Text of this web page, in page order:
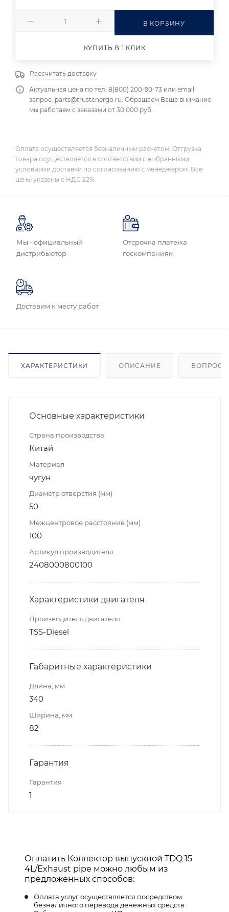
В КОРЗИНУ
КУПИТЬ В 1 КЛИК
Рассчитать доставку
Актуальная цена по тел: 8(800) 200-90-73 или email
запрос: parts@trustenergo.ru. Обращаем Ваше внимание
мы работаем с заказами от 30 000 руб.
Оплата осуществляется безналичным расчетом. Отгрузка
товара осуществляется в соответствии с выбранными
условиями доставки по согласованию с менеджером. Все
цены указаны с НДС 22%.
Мы - официальный
дистрибьютор
Отсрочка платежа
госкомпаниям
Доставим к месту работ
ХАРАКТЕРИСТИКИ ОПИСАНИЕ
Основные характеристики
Страна производства
Китай
Материал
чугун
Диаметр отверстия (мм)
50
Межцентровое расстояние (мм)
100
Артикул производителя
2408000800100
Характеристики двигателя
Производитель двигателя
TSS-Diesel
Габаритные характеристики
Длина, мм
340
Ширина, мм
82
Гарантия
Гарантия
1
Оплатить Коллектор выпускной TDQ 15
4L/Exhaust pipe можно любым из
предложенных способов:
Оплата услуг осуществляется посредством
безналичного перевода денежных средств.